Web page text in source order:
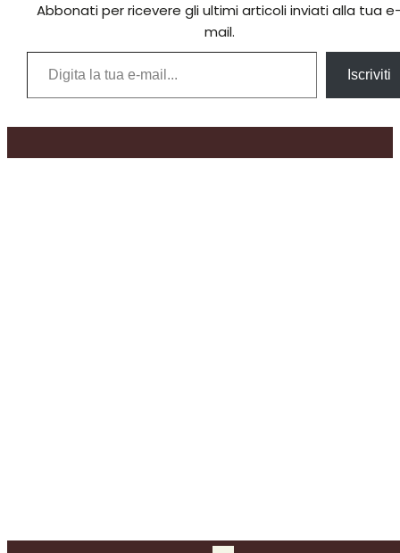
Abbonati per ricevere gli ultimi articoli inviati alla tua
mail.
Digita la tua e-mail...
Iscriviti